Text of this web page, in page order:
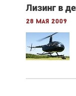
Лизинг в
28 мая 2009